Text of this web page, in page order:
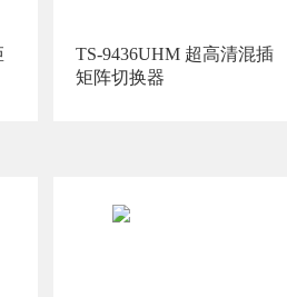
TS-9436UHM 超高清混插
矩阵切换器